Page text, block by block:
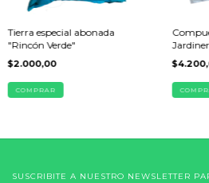
Tierra especial abonada
"Rincón Verde"
$2.000,00
COMPRAR
SUSCRIBITE A NUESTRO NEWSLETTER